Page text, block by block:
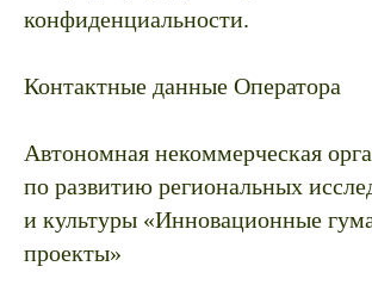
конфиденциальности.
Контактные данные Оператора
Автономная некоммерческая
по развитию региональных
и культуры «Инновационные
проекты»